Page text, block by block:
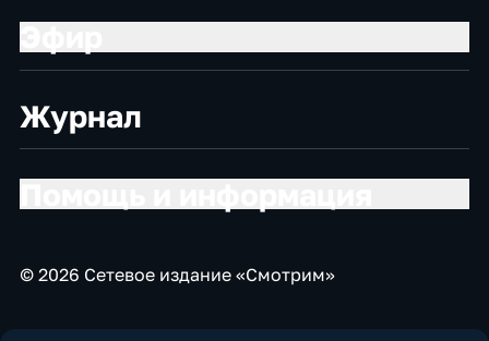
Журнал
© 2026 Сетевое издание «Смотрим»